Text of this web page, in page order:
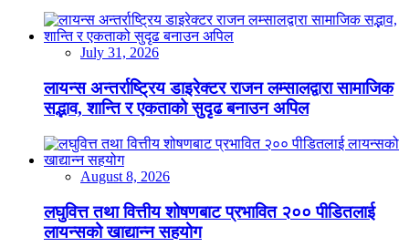
July 31, 2026
लायन्स अन्तर्राष्ट्रिय डाइरेक्टर राजन लम्सालद्वारा सामाजिक
सद्भाव, शान्ति र एकताको सुदृढ बनाउन अपिल
August 8, 2026
लघुवित्त तथा वित्तीय शोषणबाट प्रभावित २०० पीडितलाई
लायन्सको खाद्यान्न सहयोग